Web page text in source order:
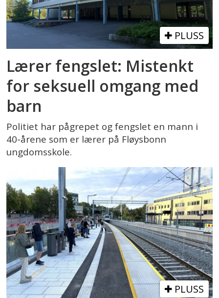
PLUSS
Lærer fengslet: Mistenkt
for seksuell omgang med
barn
Politiet har pågrepet og fengslet en mann i
40-årene som er lærer på Fløysbonn
ungdomsskole.
PLUSS